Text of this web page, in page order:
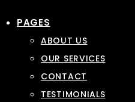
PAGES
ABOUT US
OUR SERVICES
CONTACT
TESTIMONIALS